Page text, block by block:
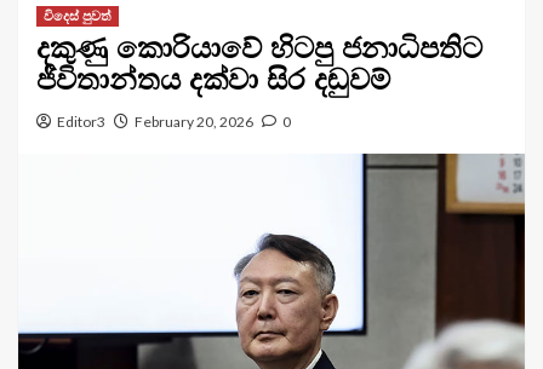
විදෙස් පුවත්
දකුණු කොරියාවේ හිටපු ජනාධිපතිට
ජීවිතාන්තය දක්වා සිර දඬුවම්
Editor3 February 20, 2026 0